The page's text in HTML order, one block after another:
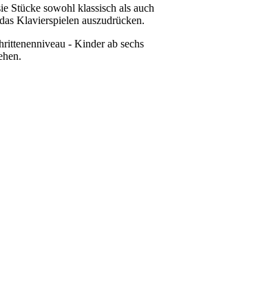
Stücke sowohl klassisch als auch
Klavierspielen auszudrücken.
- Kinder ab sechs